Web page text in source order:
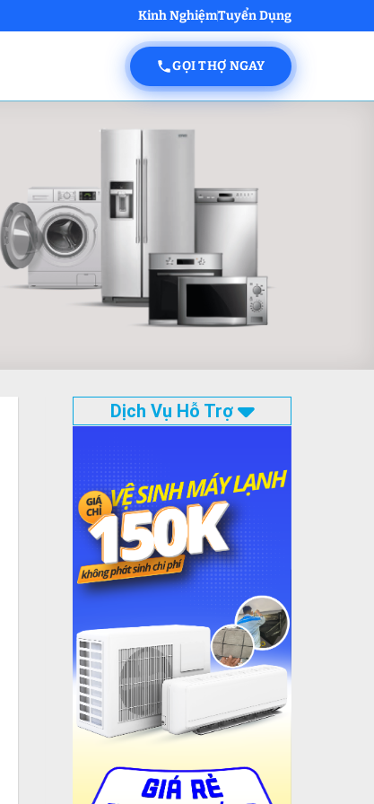
Kinh NghiệmTuyển Dụng
GỌI THỢ NGAY
Dịch Vụ Hỗ Trợ